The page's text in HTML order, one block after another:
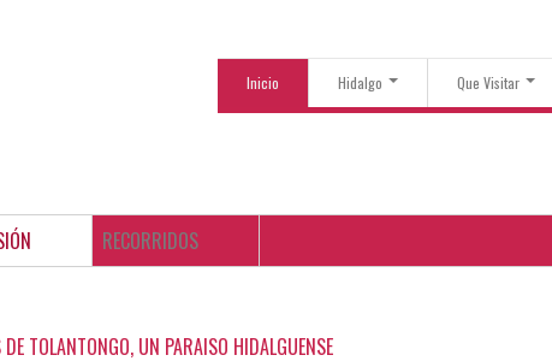
Inicio Hidalgo Que Visitar
RECORRIDOS
TOLANTONGO, UN PARAISO HIDALGUENSE